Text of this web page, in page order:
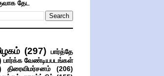
தேட
(297) பார்த்தே
பார்க்க வேண்டியபடங்கள்
திரைவிமர்சனம்
(206)